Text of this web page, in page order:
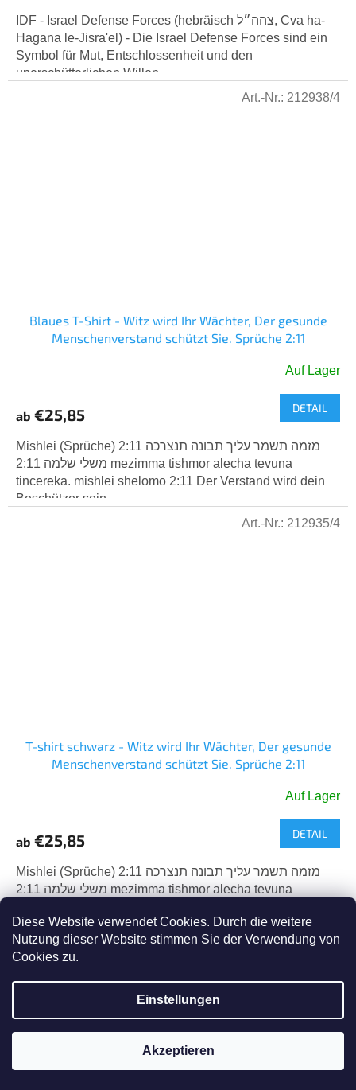
Diese Website verwendet Cookies. Durch die weitere
Nutzung dieser Website stimmen Sie der Verwendung von
Cookies zu.
Einstellungen
Akzeptieren
IDF - Israel Defense Forces (hebräisch צהה״ל, Cva ha-
Hagana le-Jisra'el) - Die Israel Defense Forces sind ein
Symbol für Mut, Entschlossenheit und den
unerschütterlichen Willen,...
Blaues T-Shirt - Witz wird Ihr Wächter, Der gesunde
Menschenverstand schützt Sie. Sprüche 2:11
Produktbewertung
ist
5,0
von
5
Sternen.
Auf Lager
ab €25,85 DETAIL
Mishlei (Sprüche) 2:11 מזמה תשמר עליך תבונה תנצרכה
משלי שלמה 2:11 mezimma tishmor alecha tevuna
tincereka. mishlei shelomo 2:11 Der Verstand wird dein
Beschützer sein,...
Art.-Nr.: 212938/4
T-shirt schwarz - Witz wird Ihr Wächter, Der gesunde
Menschenverstand schützt Sie. Sprüche 2:11
Auf Lager
ab €25,85 DETAIL
Mishlei (Sprüche) 2:11 מזמה תשמר עליך תבונה תנצרכה
משלי שלמה 2:11 mezimma tishmor alecha tevuna
Beschützer sein,...
Art.-Nr.: 212935/4
Neu
212932/4